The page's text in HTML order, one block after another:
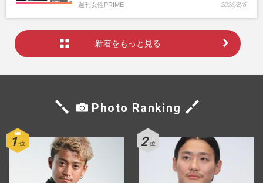
週刊女性PRIME 2026/8/6
新着をもっと見る
Photo Ranking